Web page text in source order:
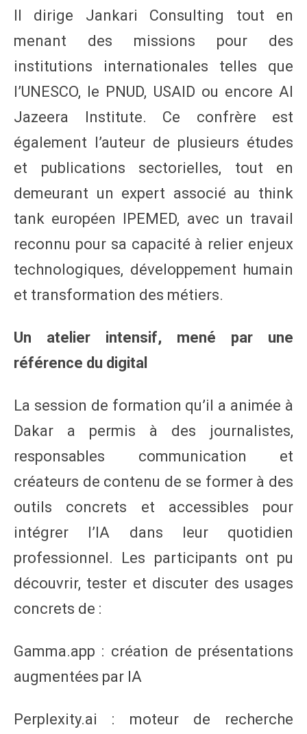
Il dirige Jankari Consulting tout en
menant des missions pour des
institutions internationales telles que
l’UNESCO, le PNUD, USAID ou encore Al
Jazeera Institute. Ce confrère est
également l’auteur de plusieurs études
et publications sectorielles, tout en
demeurant un expert associé au think
tank européen IPEMED, avec un travail
reconnu pour sa capacité à relier enjeux
technologiques, développement humain
et transformation des métiers.
Un atelier intensif, mené par une
référence du digital
La session de formation qu’il a animée à
Dakar a permis à des journalistes,
responsables communication et
créateurs de contenu de se former à des
outils concrets et accessibles pour
intégrer l’IA dans leur quotidien
professionnel. Les participants ont pu
découvrir, tester et discuter des usages
concrets de :
Gamma.app : création de présentations
augmentées par IA
Perplexity.ai : moteur de recherche